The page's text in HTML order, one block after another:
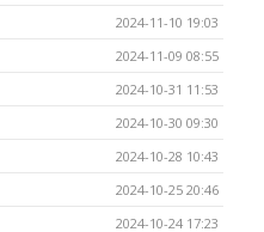
2024-11-10 19:03
2024-11-09 08:55
2024-10-31 11:53
2024-10-30 09:30
2024-10-28 10:43
2024-10-25 20:46
2024-10-24 17:23